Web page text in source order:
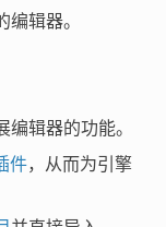
辑器。
辑器的功能。
件，从而为引擎